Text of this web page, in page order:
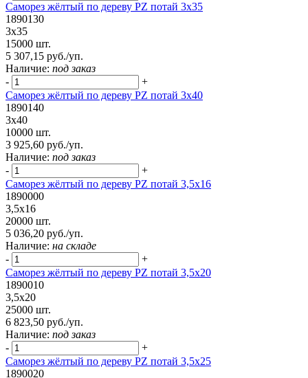
Саморез жёлтый по дереву PZ потай 3х35
1890130
3х35
15000 шт.
5 307,15 руб./уп.
Наличие: под заказ
-
+
Саморез жёлтый по дереву PZ потай 3х40
1890140
3х40
10000 шт.
3 925,60 руб./уп.
Наличие: под заказ
-
+
Саморез жёлтый по дереву PZ потай 3,5х16
1890000
3,5х16
20000 шт.
5 036,20 руб./уп.
Наличие: на складе
-
+
Саморез жёлтый по дереву PZ потай 3,5х20
1890010
3,5х20
25000 шт.
6 823,50 руб./уп.
Наличие: под заказ
-
+
Саморез жёлтый по дереву PZ потай 3,5х25
1890020